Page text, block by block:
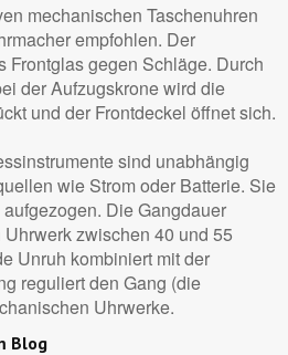
mechanischen Taschenuhren
empfohlen. Der
Frontglas gegen Schläge. Durch
der Aufzugskrone wird die
und der Frontdeckel öffnet sich.
sind unabhängig
wie Strom oder Batterie. Sie
Die Gangdauer
zwischen 40 und 55
Unruh kombiniert mit der
reguliert den Gang (die
Uhrwerke.
Blog